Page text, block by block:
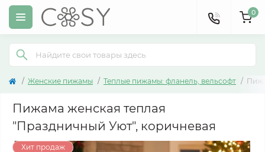
0
Женские пижамы Теплые пижамы: фланель, вельсофт
Пижама женская теплая
"Праздничный Уют", коричневая
Хит продаж